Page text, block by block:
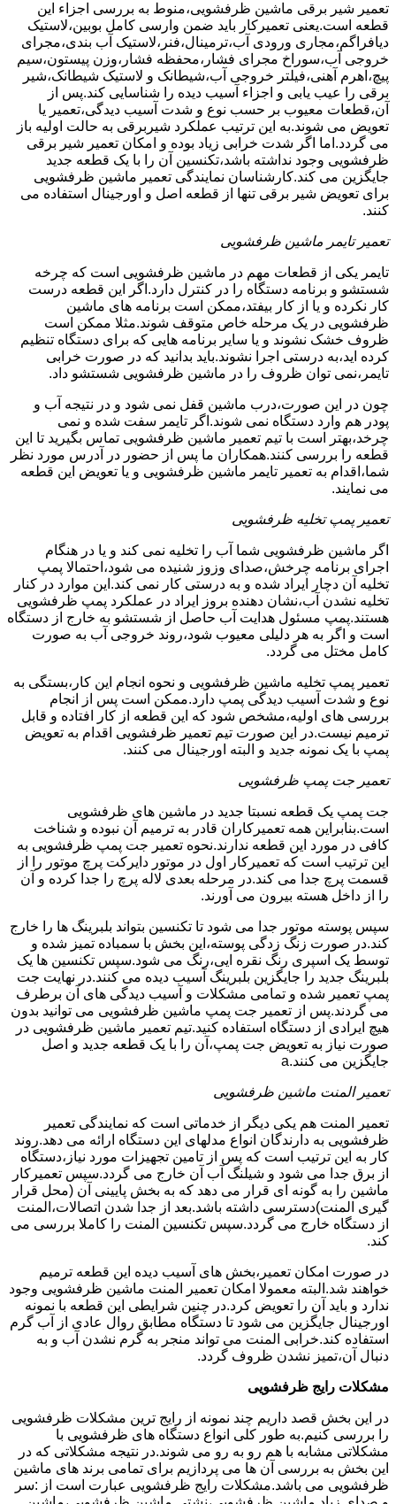
تعمیر شیر برقی ماشین ظرفشویی،منوط به بررسی اجزاء این
قطعه است.یعنی تعمیرکار باید ضمن وارسی کامل بوبین،لاستیک
دیافراگم،مجاری ورودی آب،ترمینال،فنر،لاستیک آب بندی،مجرای
خروجی آب،سوراخ مجرای فشار،محفظه فشار،وزن پیستون،سیم
پیچ،اهرم آهنی،فیلتر خروجی آب،شیطانک و لاستیک شیطانک،شیر
برقی را عیب یابی و اجزاء آسیب دیده را شناسایی کند.پس از
آن،قطعات معیوب بر حسب نوع و شدت آسیب دیدگی،تعمیر یا
تعویض می شوند.به این ترتیب عملکرد شیربرقی به حالت اولیه باز
می گردد.اما اگر شدت خرابی زیاد بوده و امکان تعمیر شیر برقی
ظرفشویی وجود نداشته باشد،تکنسین آن را با یک قطعه جدید
جایگزین می کند.کارشناسان نمایندگی تعمیر ماشین ظرفشویی
برای تعویض شیر برقی تنها از قطعه اصل و اورجینال استفاده می
کنند.
تعمیر تایمر ماشین ظرفشویی
تایمر یکی از قطعات مهم در ماشین ظرفشویی است که چرخه
شستشو و برنامه دستگاه را در کنترل دارد.اگر این قطعه درست
کار نکرده و یا از کار بیفتد،ممکن است برنامه های ماشین
ظرفشویی در یک مرحله خاص متوقف شوند.مثلا ممکن است
ظروف خشک نشوند و یا سایر برنامه هایی که برای دستگاه تنظیم
کرده اید،به درستی اجرا نشوند.باید بدانید که در صورت خرابی
تایمر،نمی توان ظروف را در ماشین ظرفشویی شستشو داد.
چون در این صورت،درب ماشین قفل نمی شود و در نتیجه آب و
پودر هم وارد دستگاه نمی شوند.اگر تایمر سفت شده و نمی
چرخد،بهتر است با تیم تعمیر ماشین ظرفشویی تماس بگیرید تا این
قطعه را بررسی کنند.همکاران ما پس از حضور در آدرس مورد نظر
شما،اقدام به تعمیر تایمر ماشین ظرفشویی و یا تعویض این قطعه
می نمایند.
تعمیر پمپ تخلیه ظرفشویی
اگر ماشین ظرفشویی شما آب را تخلیه نمی کند و یا در هنگام
اجرای برنامه چرخش،صدای وزوز شنیده می شود،احتمالا پمپ
تخلیه آن دچار ایراد شده و به درستی کار نمی کند.این موارد در کنار
تخلیه نشدن آب،نشان دهنده بروز ایراد در عملکرد پمپ ظرفشویی
هستند.پمپ مسئول هدایت آب حاصل از شستشو به خارج از دستگاه
است و اگر به هر دلیلی معیوب شود،روند خروجی آب به صورت
کامل مختل می گردد.
تعمیر پمپ تخلیه ماشین ظرفشویی و نحوه انجام این کار،بستگی به
نوع و شدت آسیب دیدگی پمپ دارد.ممکن است پس از انجام
بررسی های اولیه،مشخص شود که این قطعه از کار افتاده و قابل
ترمیم نیست.در این صورت تیم تعمیر ظرفشویی اقدام به تعویض
پمپ با یک نمونه جدید و البته اورجینال می کنند.
تعمیر جت پمپ ظرفشویی
جت پمپ یک قطعه نسبتا جدید در ماشین های ظرفشویی
است.بنابراین همه تعمیرکاران قادر به ترمیم آن نبوده و شناخت
کافی در مورد این قطعه ندارند.نحوه تعمیر جت پمپ ظرفشویی به
این ترتیب است که تعمیرکار اول در موتور دایرکت پرچ موتور را از
قسمت پرچ جدا می کند.در مرحله بعدی لاله پرچ را جدا کرده و آن
را از داخل هسته بیرون می آورند.
سپس پوسته موتور جدا می شود تا تکنسین بتواند بلبرینگ ها را خارج
کند.در صورت زنگ زدگی پوسته،این بخش با سمباده تمیز شده و
توسط یک اسپری رنگ نقره ایی،رنگ می شود.سپس تکنسین ها یک
بلبرینگ جدید را جایگزین بلبرینگ آسیب دیده می کنند.در نهایت جت
پمپ تعمیر شده و تمامی مشکلات و آسیب دیدگی های آن برطرف
می گردند.پس از تعمیر جت پمپ ماشین ظرفشویی می توانید بدون
هیچ ایرادی از دستگاه استفاده کنید.تیم تعمیر ماشین ظرفشویی در
صورت نیاز به تعویض جت پمپ،آن را با یک قطعه جدید و اصل
جایگزین می کنند.a
تعمیر المنت ماشین ظرفشویی
تعمیر المنت هم یکی دیگر از خدماتی است که نمایندگی تعمیر
ظرفشویی به دارندگان انواع مدلهای این دستگاه ارائه می دهد.روند
کار به این ترتیب است که پس از تامین تجهیزات مورد نیاز،دستگاه
از برق جدا می شود و شیلنگ آب آن خارج می گردد.سپس تعمیرکار
ماشین را به گونه ای قرار می دهد که به بخش پایینی آن (محل قرار
گیری المنت)دسترسی داشته باشد.بعد از جدا شدن اتصالات،المنت
از دستگاه خارج می گردد.سپس تکنسین المنت را کاملا بررسی می
کند.
در صورت امکان تعمیر،بخش های آسیب دیده این قطعه ترمیم
خواهند شد.البته معمولا امکان تعمیر المنت ماشین ظرفشویی وجود
ندارد و باید آن را تعویض کرد.در چنین شرایطی این قطعه با نمونه
اورجینال جایگزین می شود تا دستگاه مطابق روال عادی از آب گرم
استفاده کند.خرابی المنت می تواند منجر به گرم نشدن آب و به
دنبال آن،تمیز نشدن ظروف گردد.
مشکلات رایج ظرفشویی
در این بخش قصد داریم چند نمونه از رایج ترین مشکلات ظرفشویی
را بررسی کنیم.به طور کلی انواع دستگاه های ظرفشویی با
مشکلاتی مشابه با هم رو به رو می شوند.در نتیجه مشکلاتی که در
این بخش به بررسی آن ها می پردازیم برای تمامی برند های ماشین
ظرفشویی می باشد.مشکلات رایج ظرفشویی عبارت است از :سر